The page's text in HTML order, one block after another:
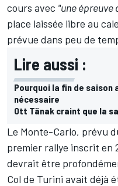
cours avec "une
place laissée libre au
prévue dans peu de
Lire aussi :
Pourquoi la fin de saison
nécessaire
Ott Tänak craint que la
Le Monte-Carlo, prévu
premier rallye inscrit en
devrait être
Col de Turini avait déjà